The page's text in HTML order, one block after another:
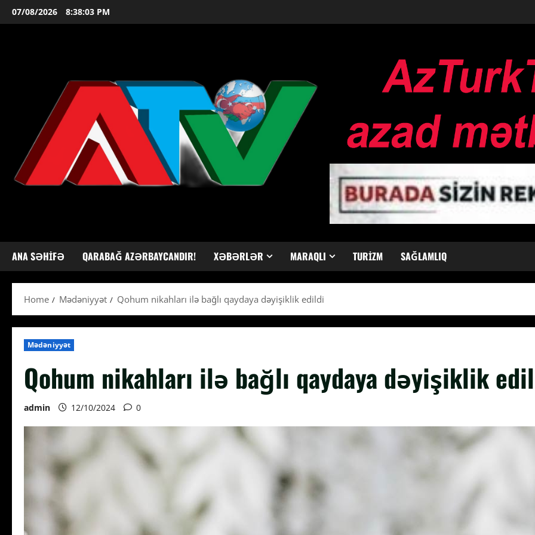
Skip
to
07/08/2026 8:38:04 PM
ANA SƏHIFƏ QARABAĞ AZƏRBAYCANDIR! XƏBƏRLƏR MARAQLI TURIZM SAĞLAMLIQ
Home Mədəniyyət Qohum nikahları ilə bağlı qaydaya dəyişiklik edildi
Mədəniyyət
Qohum nikahları ilə bağlı qaydaya dəyişiklik
admin 12/10/2024 0